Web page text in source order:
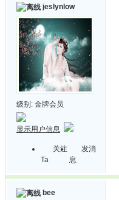
jeslynlow
级别: 金牌会员
显示用户信息
关注
Ta
发消
息
bee